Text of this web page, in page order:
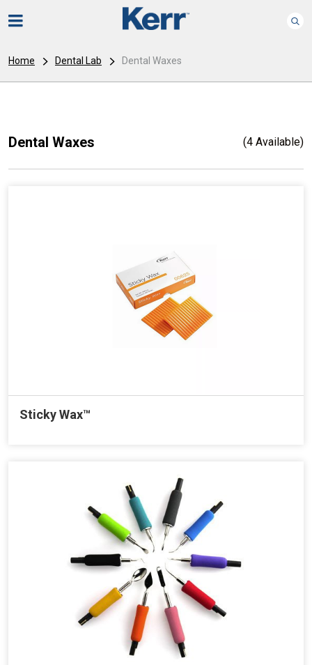
Home Dental Lab Dental Waxes
Dental Waxes (4 Available)
Sticky Wax™